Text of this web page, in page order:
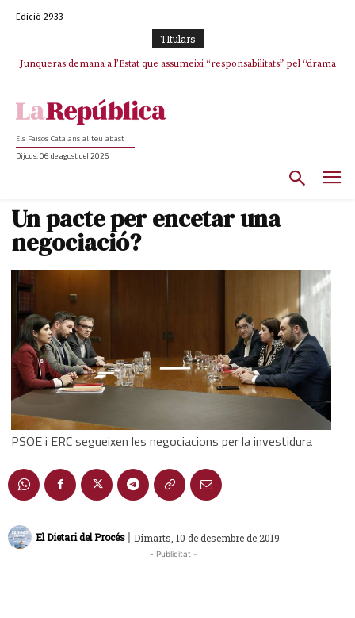
Edició 2933
TItulars
Junqueras demana a l’Estat que assumeixi “responsabilitats” pel “drama
Crisi total a ERC Girona
Els Països Catalans al teu abast
Dijous, 06 de agost del 2026
Un pacte per encetar una
negociació?
PSOE i ERC segueixen les negociacions per la investidura
El Dietari del Procés | Dimarts, 10 de desembre de 2019
- Publicitat -